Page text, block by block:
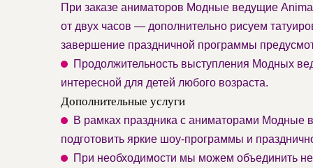
При заказе аниматоров Модные ведущие
от двух часов — дополнительно рисуем
завершение праздничной программы
Продолжительность выступления Модных
интересной для детей любого возраста.
Дополнительные услуги
В рамках праздника с аниматорами Модные
подготовить яркие шоу-программы и
При необходимости мы можем объединить